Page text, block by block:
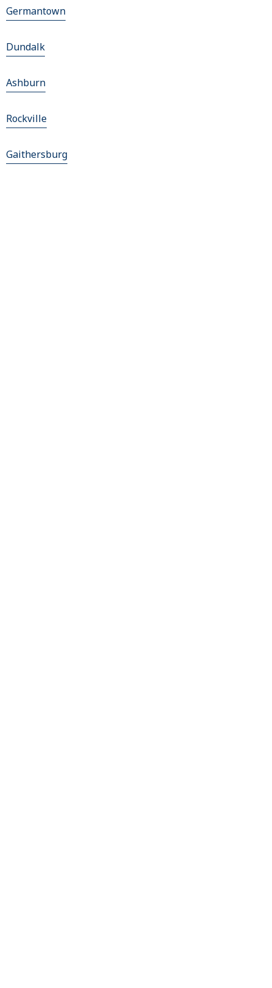
Germantown
Dundalk
Ashburn
Rockville
Gaithersburg